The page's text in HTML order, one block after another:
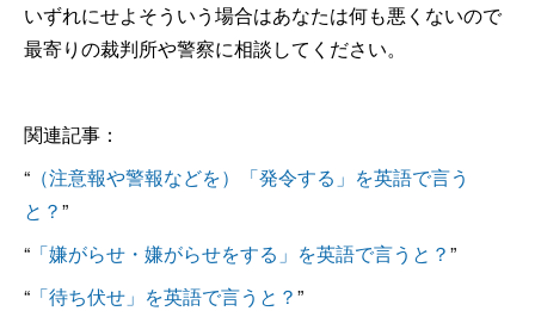
いずれにせよそういう場合はあなたは何も悪くないので
最寄りの裁判所や警察に相談してください。
関連記事：
“ （注意報や警報などを）「発令する」を英語で言う
と？”
“ 「嫌がらせ・嫌がらせをする」を英語で言うと？”
“ 「待ち伏せ」を英語で言うと？”